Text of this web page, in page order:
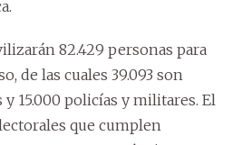
82.429 personas para
de las cuales 39.093 son
15.000 policías y militares. El
que cumplen